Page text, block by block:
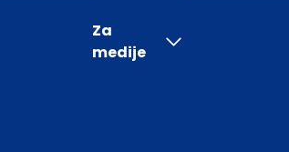
Za
medije